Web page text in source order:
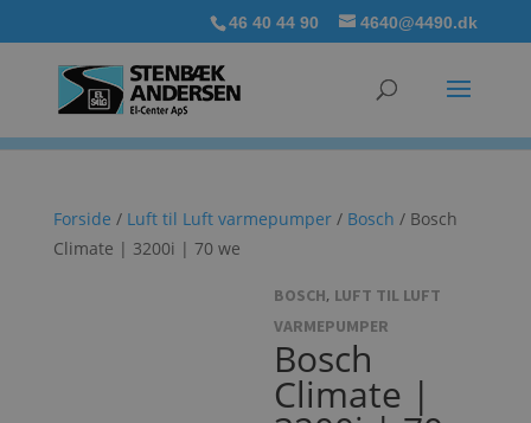
46 40 44 90 4640@4490.dk
Forside / Luft til Luft varmepumper/ Bosch / Bosch
Climate | 3200i | 70 we
BOSCH, LUFT TIL LUFT
VARMEPUMPER
Bosch
Climate |